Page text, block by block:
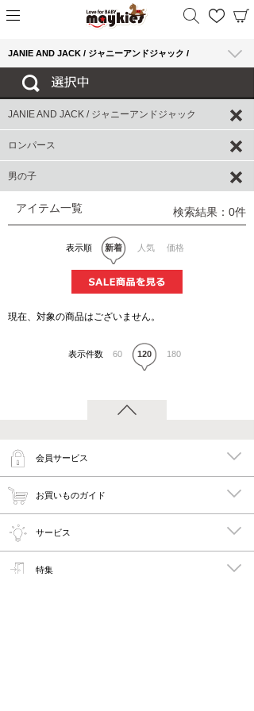
JANIE AND JACK / ジャニーアンドジャック /
JANIE AND JACK / ジャニーアンドジャック
ロンパース
男の子
アイテム一覧 検索結果：0件
表示順 新着 人気 価格
現在、対象の商品はございません。
表示件数 60 120 180
会員サービス
お買いものガイド
サービス
特集